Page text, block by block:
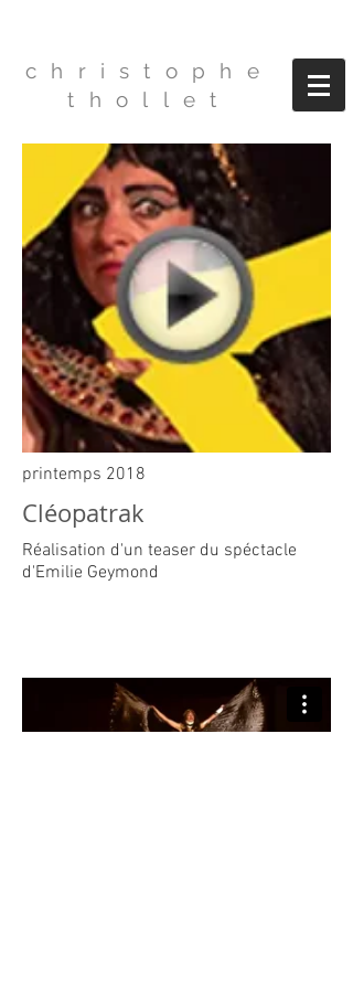
christophe
thollet
Réalisation d'un teaser du spéctacle
d'Emilie Geymond
Cléopatrak
printemps 2018